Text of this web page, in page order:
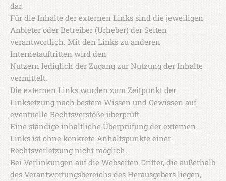
dar.
Für die Inhalte der externen Links sind die jeweiligen
Anbieter oder Betreiber (Urheber) der Seiten
verantwortlich. Mit den Links zu anderen
Internetauftritten wird den
Nutzern lediglich der Zugang zur Nutzung der Inhalte
vermittelt.
Die externen Links wurden zum Zeitpunkt der
Linksetzung nach bestem Wissen und Gewissen auf
eventuelle Rechtsverstöße überprüft.
Eine ständige inhaltliche Überprüfung der externen
Links ist ohne konkrete Anhaltspunkte einer
Rechtsverletzung nicht möglich.
Bei Verlinkungen auf die Webseiten Dritter, die außerhalb
des Verantwortungsbereichs des Herausgebers liegen,